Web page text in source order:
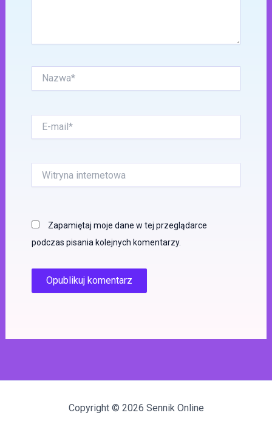
mail*
internetowa
Zapamiętaj moje dane w tej przeglądarce
podczas pisania kolejnych komentarzy.
Copyright © 2026 Sennik Online